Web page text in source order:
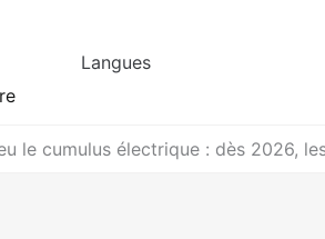
Langues
le cumulus électrique : dès 2026,